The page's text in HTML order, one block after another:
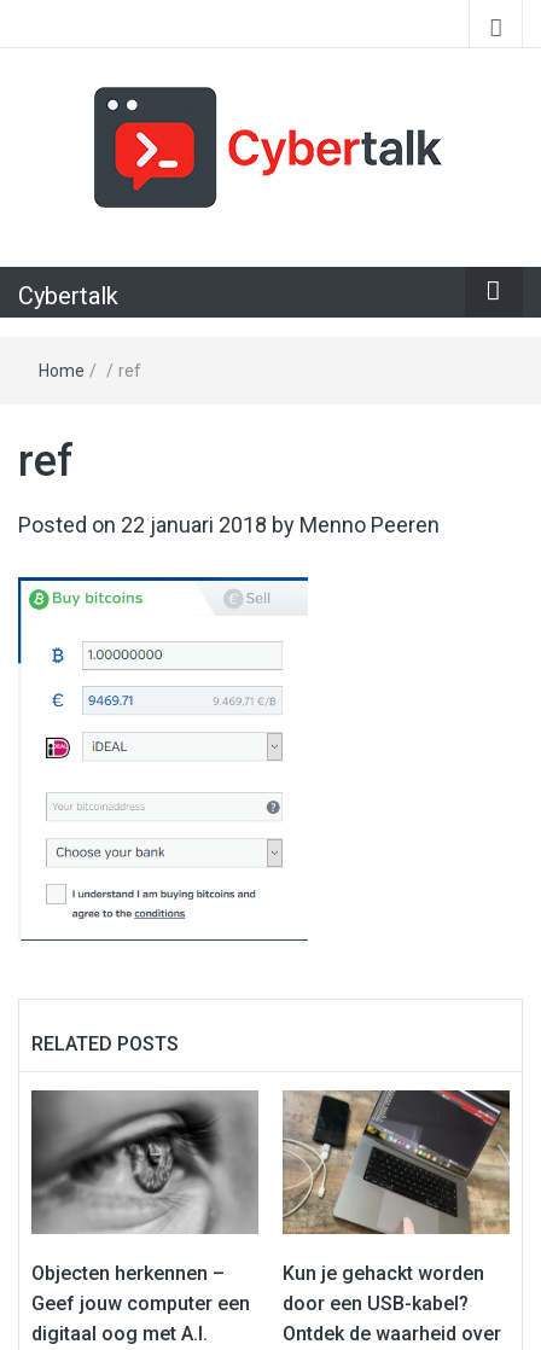
Cybertalk
Home / / ref
ref
Posted on 22 januari 2018 by Menno Peeren
RELATED POSTS
Objecten herkennen –
Geef jouw computer een
digitaal oog met A.I.
Kun je gehackt worden
door een USB-kabel?
Ontdek de waarheid over